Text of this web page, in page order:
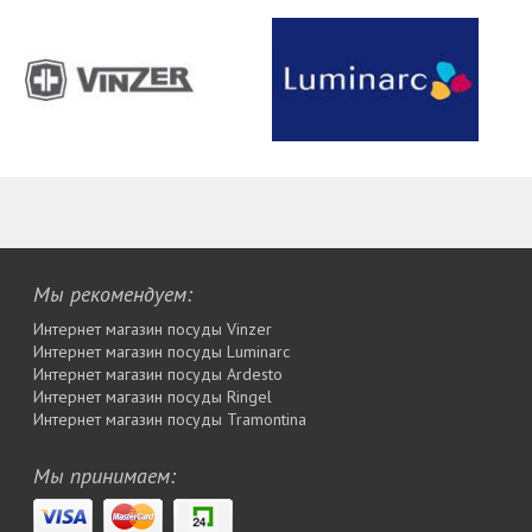
Мы рекомендуем:
Интернет магазин посуды Vinzer
Интернет магазин посуды Luminarc
Интернет магазин посуды Ardesto
Интернет магазин посуды Rіngel
Интернет магазин посуды Tramontina
Мы принимаем: